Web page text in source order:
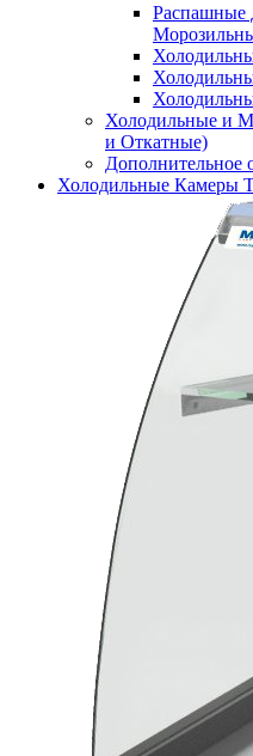
Распашные
Холодильные и
и Откатные)
Дополнительное
Холодильные Камеры